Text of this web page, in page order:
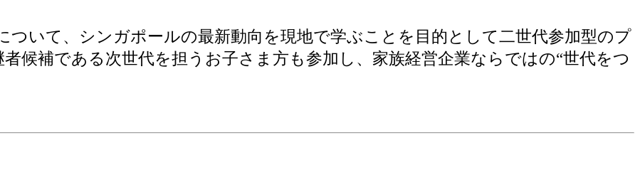
ついて、シンガポールの最新動向を現地で学ぶことを目的として二世代参加型のプ
候補である次世代を担うお子さま方も参加し、家族経営企業ならではの“世代をつ